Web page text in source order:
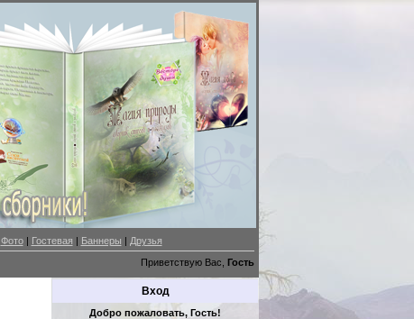
Фото| Гостевая | Баннеры | Друзья
Приветствую Вас, Гость
Вход
Добро пожаловать, Гость!